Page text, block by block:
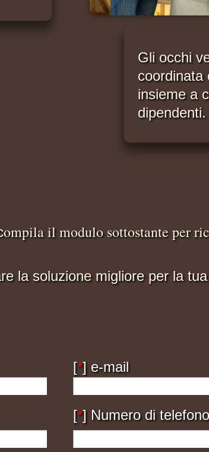
Gli occhi
coordinata
insieme a
dipendenti.
ompila il modulo sottostante per
la soluzione migliore per la
[*] e-mail
[*] Numero di telefono